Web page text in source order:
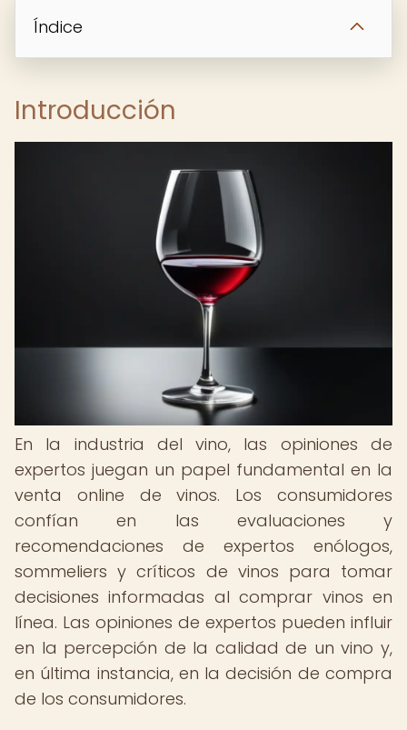
Índice
Introducción
En la industria del vino, las opiniones de
expertos juegan un papel fundamental en la
venta online de vinos. Los consumidores
confían en las evaluaciones y
recomendaciones de expertos enólogos,
sommeliers y críticos de vinos para tomar
decisiones informadas al comprar vinos en
línea. Las opiniones de expertos pueden influir
en la percepción de la calidad de un vino y,
en última instancia, en la decisión de compra
de los consumidores.